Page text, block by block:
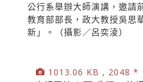
公行系舉辦大師演講，邀請
教育部部長，政大教授吳思
新」。（攝影／呂奕淩）
1013.06 KB , 2048 *